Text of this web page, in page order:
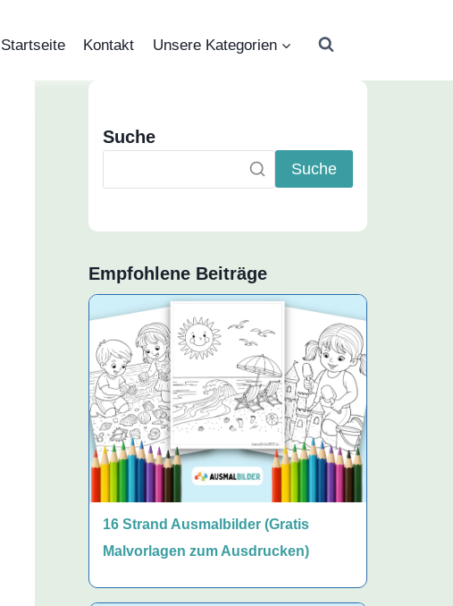
Startseite Kontakt Unsere Kategorien
Suche
Suche
Empfohlene Beiträge
16 Strand Ausmalbilder (Gratis
Malvorlagen zum Ausdrucken)